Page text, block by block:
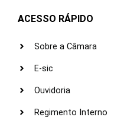
ACESSO RÁPIDO
Sobre a Câmara
E-sic
Ouvidoria
Regimento Interno